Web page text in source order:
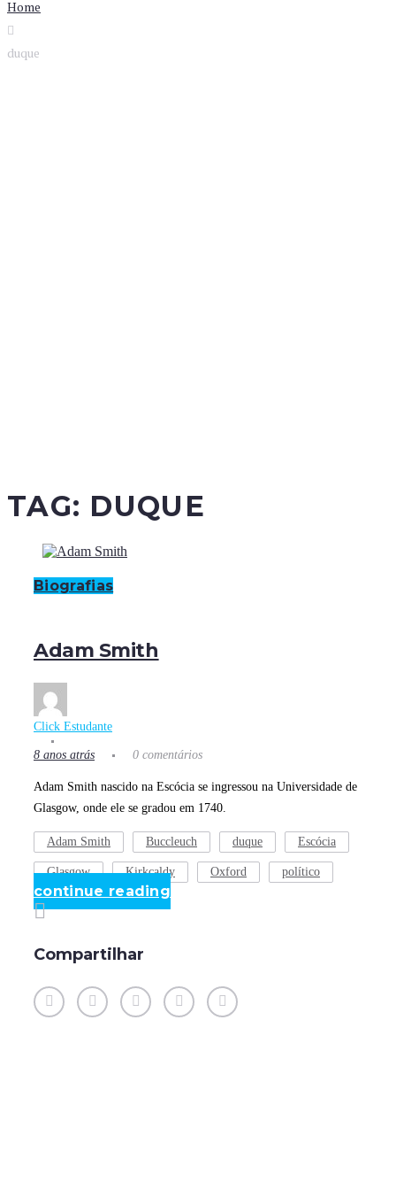
Home
duque
TAG: DUQUE
Biografias
Adam Smith
Click Estudante
8 anos atrás 0 comentários
Adam Smith nascido na Escócia se ingressou na Universidade de
Glasgow, onde ele se gradou em 1740.
Adam Smith Buccleuch duque Escócia
Glasgow Kirkcaldy Oxford político
continue reading
Compartilhar
Facebook Twitter Google+ LinkedIn